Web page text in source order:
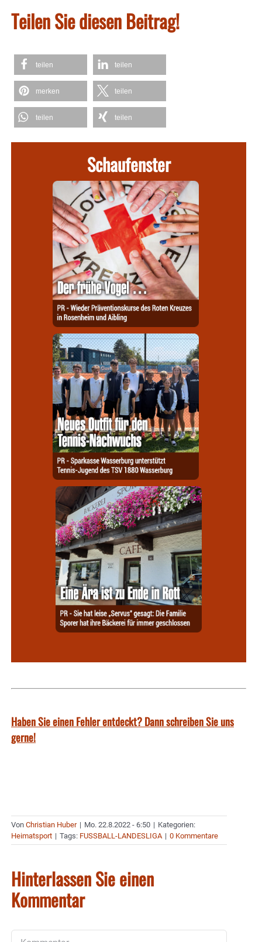
Teilen Sie diesen Beitrag!
teilen teilen
merken teilen
teilen teilen
Schaufenster
Haben Sie einen Fehler entdeckt? Dann schreiben Sie uns
gerne!
Von Christian Huber | Mo. 22.8.2022 - 6:50 | Kategorien:
Heimatsport | Tags: FUSSBALL-LANDESLIGA | 0 Kommentare
Hinterlassen Sie einen
Kommentar